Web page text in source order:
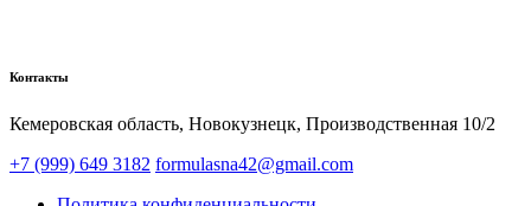
Контакты
Кемеровская область, Новокузнецк,​ Производственная 10/2
+7 (999) 649 3182 formulasna42@gmail.com